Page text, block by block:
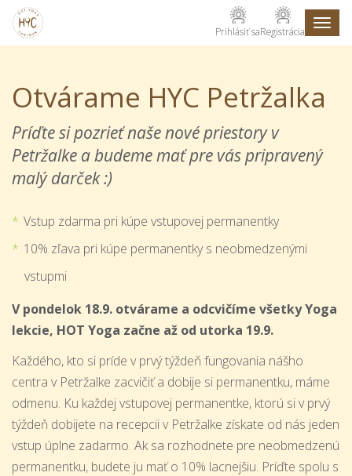
Prihlásiť saRegistrácia
Otvárame HYC Petržalka
Príďte si pozrieť naše nové priestory v
Petržalke a budeme mať pre vás pripravený
malý darček :)
Vstup zdarma pri kúpe vstupovej permanentky
10% zľava pri kúpe permanentky s neobmedzenými
vstupmi
V pondelok 18.9. otvárame a odcvičíme všetky Yoga
lekcie, HOT Yoga začne až od utorka 19.9.
Každého, kto si príde v prvý týždeň fungovania nášho
centra v Petržalke zacvičiť a dobije si permanentku, máme
odmenu. Ku každej vstupovej permanentke, ktorú si v prvý
týždeň dobijete na recepcii v Petržalke získate od nás jeden
vstup úplne zadarmo. Ak sa rozhodnete pre neobmedzenú
permanentku, budete ju mať o 10% lacnejšiu. Príďte spolu s